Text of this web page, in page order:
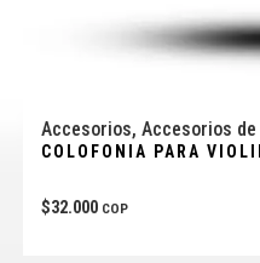
Accesorios, Accesorios de
COLOFONIA PARA
$32.000 COP